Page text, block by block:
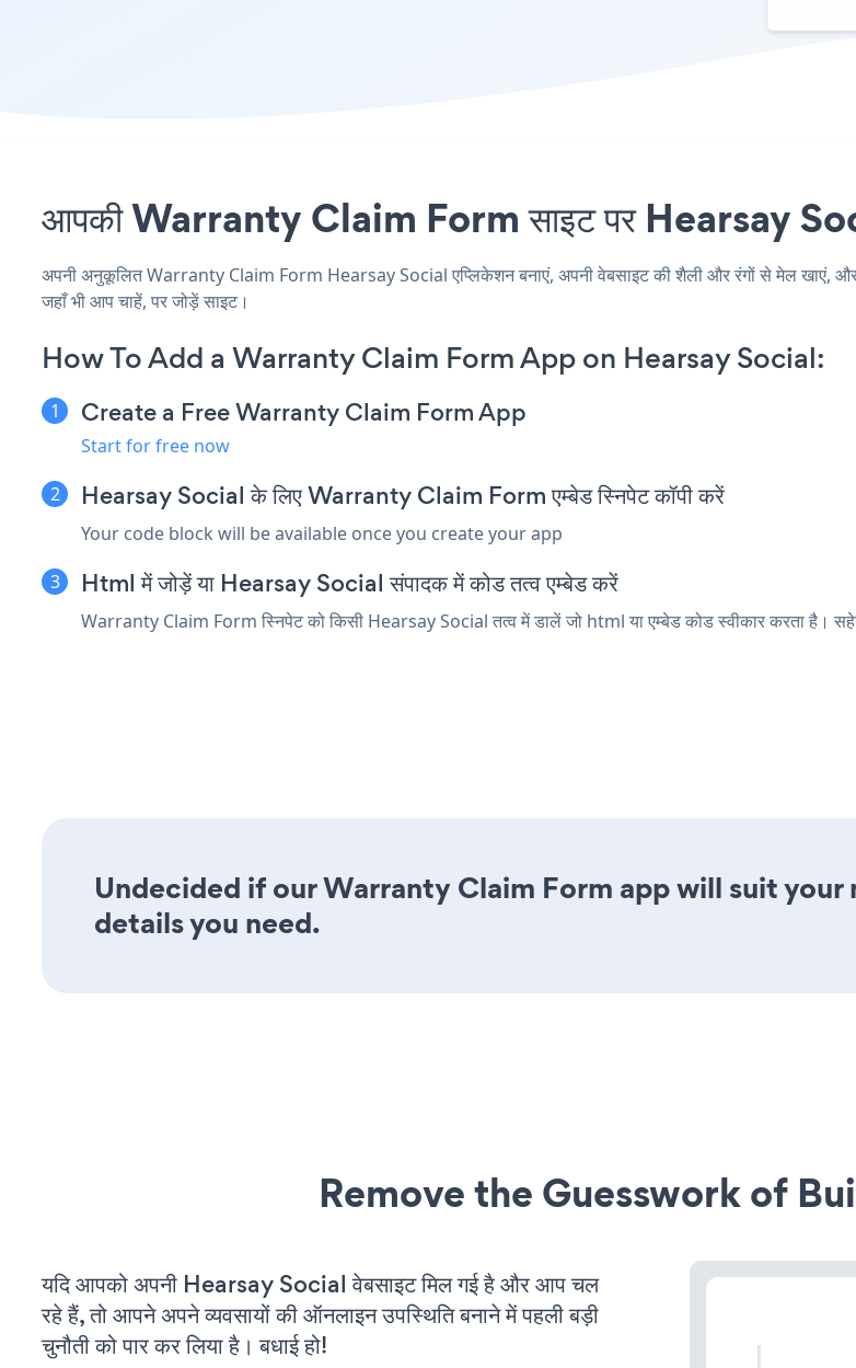
आपकी Warranty Claim Form साइट पर Hearsay
अपनी अनुकूलित Warranty Claim Form Hearsay Social एप्लिकेशन बनाएं, अपनी वेबसाइट की शैली और रंगों से मेल खाएं,
जहाँ भी आप चाहें, पर जोड़ें साइट।
How To Add a Warranty Claim Form App on Hearsay Social:
Create a Free Warranty Claim Form App
Start for free now
Hearsay Social के लिए Warranty Claim Form एम्बेड स्निपेट कॉपी करें
Your code block will be available once you create your app
Html में जोड़ें या Hearsay Social संपादक में कोड तत्व एम्बेड करें
Warranty Claim Form स्निपेट को किसी Hearsay Social तत्व में डालें जो html या एम्बेड कोड स्वीकार करता है।
Undecided if our Warranty Claim Form app will suit your
details you need.
Remove the Guesswork of
यदि आपको अपनी Hearsay Social वेबसाइट मिल गई है और आप चल
रहे हैं, तो आपने अपने व्यवसायों की ऑनलाइन उपस्थिति बनाने में पहली बड़ी
चुनौती को पार कर लिया है। बधाई हो!